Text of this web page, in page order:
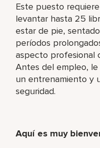
Este puesto
levantar hasta 25
estar de pie,
períodos
aspecto profesional
Antes del empleo,
un entrenamiento y
seguridad.
Aquí es muy